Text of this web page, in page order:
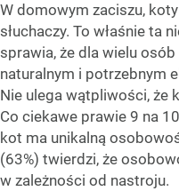
W domowym zaciszu,
słuchaczy. To właśnie ta
sprawia, że dla wielu
naturalnym i potrzebnym
Nie ulega wątpliwości, że
Co ciekawe prawie 9 na
kot ma unikalną
(63%) twierdzi, że
w zależności od nastroju.